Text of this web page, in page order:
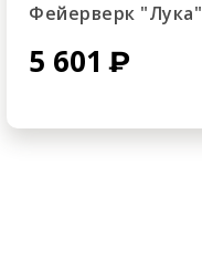
Фейерверк "Лука"
5 601